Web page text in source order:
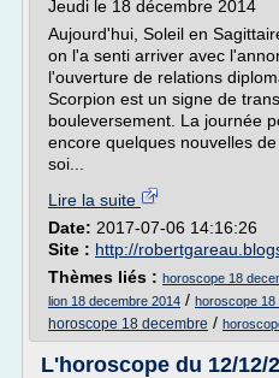
Jeudi le 18 décembre 2014
Aujourd'hui, Soleil en
on l'a senti arriver avec
l'ouverture de relations
Scorpion est un signe de
bouleversement. La journée
encore quelques nouvelles
soi...
Lire la suite
Date: 2017-07-06 14:16:26
Site : http://
Thèmes liés : horoscope 18
lion 18 decembre 2014 / horoscope 18
horoscope 18 decembre /
L'horoscope du 12/12/